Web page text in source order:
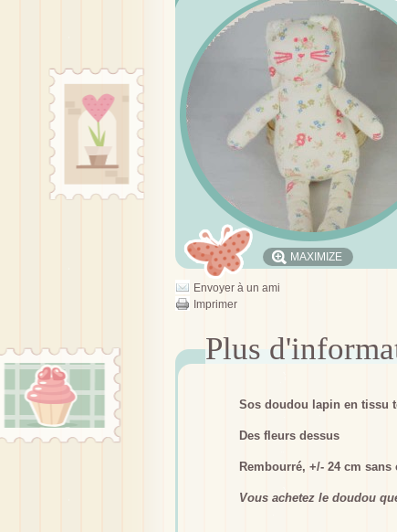
MAXIMIZE
Envoyer à un ami
Imprimer
Sos doudou lapin en tissu
Des fleurs dessus
Rembourré, +/- 24 cm
Vous achetez le doudou